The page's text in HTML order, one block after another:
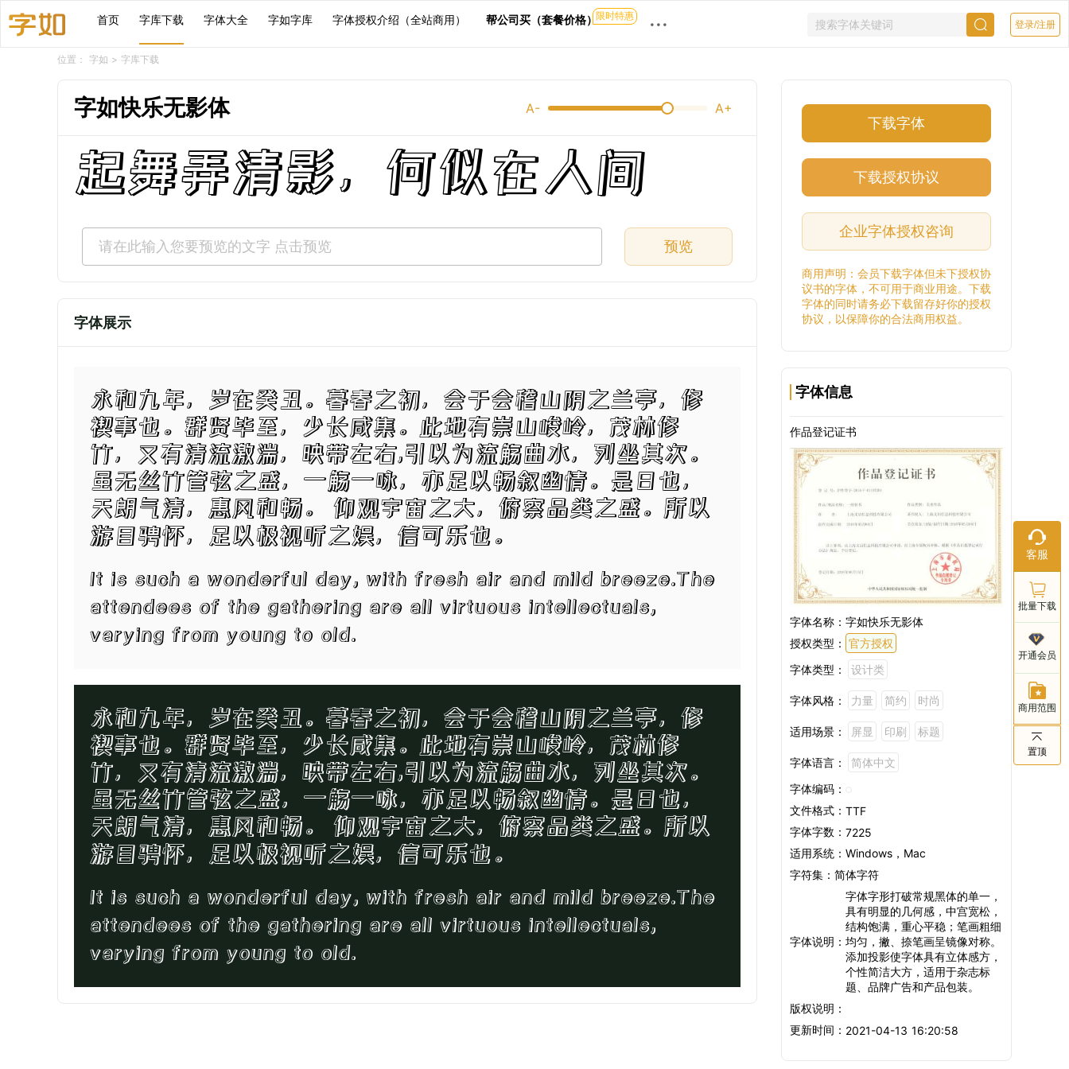
首页 字库下载 字体大全 字如字库 字体授权介绍（全站商用） 帮公司买（套餐价格）限时特惠 ··· 登录/注册
位置： 字如 > 字库下载
字如快乐无影体 A- A+
起舞弄清影，何似在人间
预览
字体展示
永和九年，岁在癸丑。暮春之初，会于会稽山阴之兰亭，修
禊事也。群贤毕至，少长咸集。此地有崇山峻岭，茂林修
竹，又有清流激湍，映带左右,引以为流觞曲水，列坐其次。
虽无丝竹管弦之盛，一觞一咏，亦足以畅叙幽情。是日也，
天朗气清，惠风和畅。 仰观宇宙之大，俯察品类之盛。所以
游目骋怀，足以极视听之娱，信可乐也。
It is such a wonderful day, with fresh air and mild breeze.The
attendees of the gathering are all virtuous intellectuals,
varying from young to old.
永和九年，岁在癸丑。暮春之初，会于会稽山阴之兰亭，修
禊事也。群贤毕至，少长咸集。此地有崇山峻岭，茂林修
竹，又有清流激湍，映带左右,引以为流觞曲水，列坐其次。
虽无丝竹管弦之盛，一觞一咏，亦足以畅叙幽情。是日也，
天朗气清，惠风和畅。 仰观宇宙之大，俯察品类之盛。所以
游目骋怀，足以极视听之娱，信可乐也。
It is such a wonderful day, with fresh air and mild breeze.The
attendees of the gathering are all virtuous intellectuals,
varying from young to old.
下载字体
下载授权协议
企业字体授权咨询
商用声明：会员下载字体但未下授权协
议书的字体，不可用于商业用途。下载
字体的同时请务必下载留存好你的授权
协议，以保障你的合法商用权益。
字体信息
作品登记证书
字体名称： 字如快乐无影体
授权类型： 官方授权
字体类型：
设计类
字体风格： 力量 简约 时尚
适用场景： 屏显 印刷 标题
字体语言：
简体中文
字体编码：
文件格式： TTF
字体字数： 7225
适用系统： Windows，Mac
字符集： 简体字符
字体说明：
字体字形打破常规黑体的单一，
具有明显的几何感，中宫宽松，
结构饱满，重心平稳；笔画粗细
均匀，撇、捺笔画呈镜像对称。
添加投影使字体具有立体感方，
个性简洁大方，适用于杂志标
题、品牌广告和产品包装。
版权说明：
更新时间： 2021-04-13 16:20:58
客服
在线客服
工作日
客服电话
021-
批量下载
开通会员
商用范围
置顶